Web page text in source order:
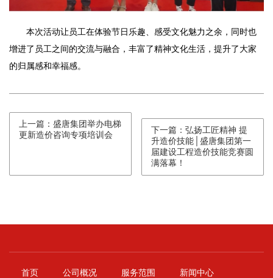
本次活动让员工在体验节日乐趣、感受文化魅力之余，同时也
增进了员工之间的交流与融合，丰富了精神文化生活，提升了大家
的归属感和幸福感。
上一篇：盛唐集团举办电梯
更新造价咨询专项培训会
下一篇：弘扬工匠精神 提
升造价技能│盛唐集团第一
届建设工程造价技能竞赛圆
满落幕！
首页 公司概况 服务范围
新闻中心